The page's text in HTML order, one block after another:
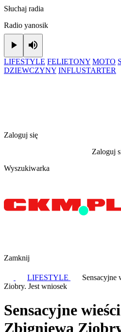
Słuchaj radia
Radio yanosik
Play
LIFESTYLE FELIETONY MOTO
DZIEWCZYNY INFLUSTARTER
Zaloguj się
Zaloguj
Wyszukiwarka
Zamknij
LIFESTYLE
Sensacyjne
Ziobry. Jest wniosek
Sensacyjne
Zbigniewa